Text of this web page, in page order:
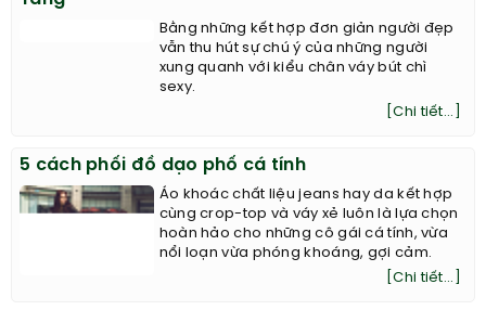
Bằng những kết hợp đơn giản người đẹp
vẫn thu hút sự chú ý của những người
xung quanh với kiểu chân váy bút chì
sexy.
[Chi tiết...]
5 cách phối đồ dạo phố cá tính
Áo khoác chất liệu jeans hay da kết hợp
cùng crop-top và váy xẻ luôn là lựa chọn
hoàn hảo cho những cô gái cá tính, vừa
nổi loạn vừa phóng khoáng, gợi cảm.
[Chi tiết...]